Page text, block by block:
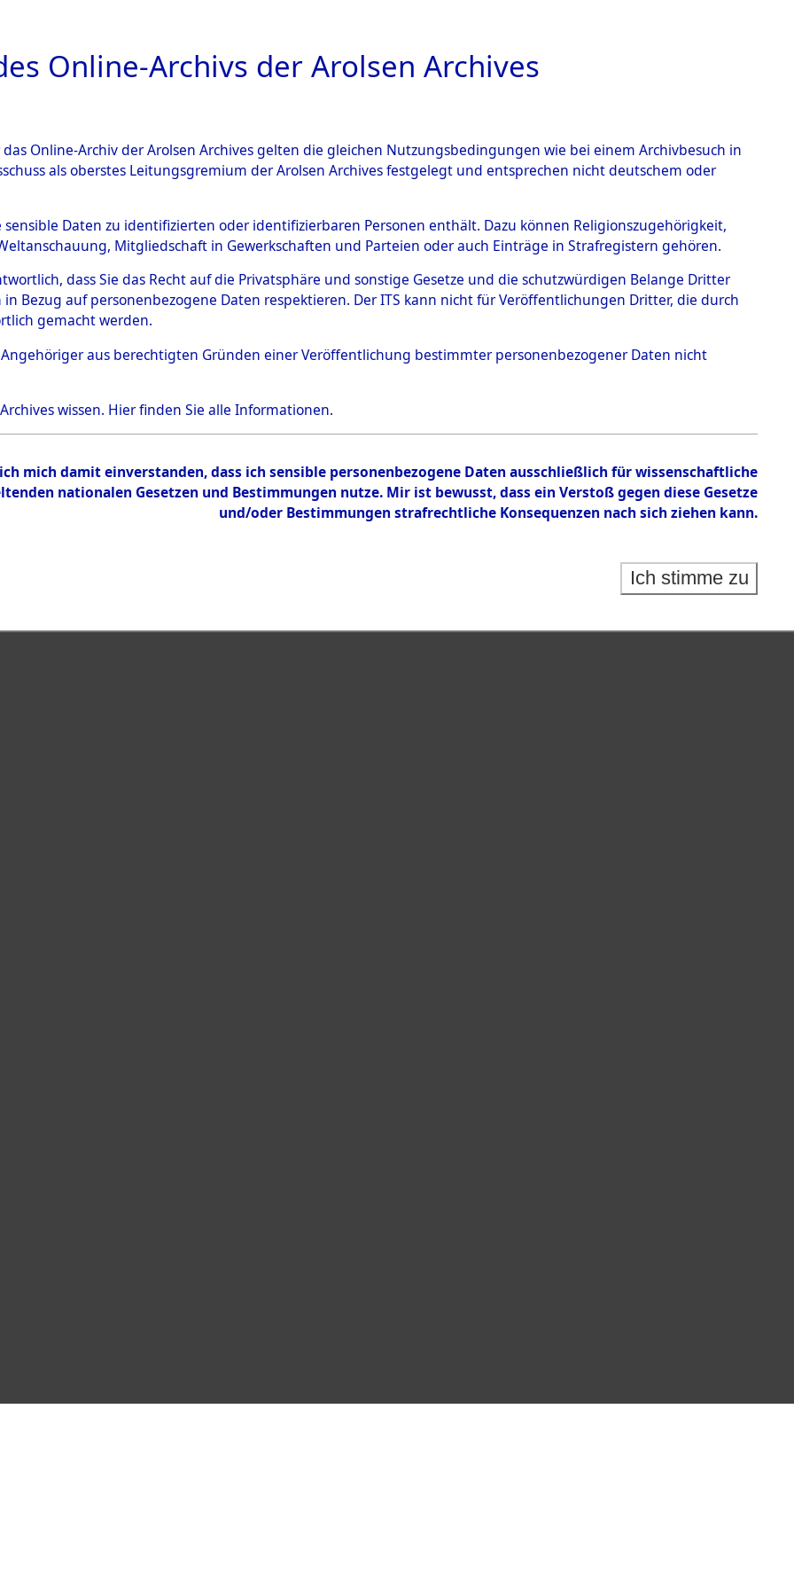
ARCHIVALE ÜBERSICHT BILD
→Kreis Helmstedt→0255 (101101503)
0255 (101101503)
Übergeordnetes
Niedersachsen
Inhalt
Zur Übersicht
Online-Archivs der Arolsen Archives
Online-Archiv der Arolsen Archives gelten die gleichen Nutzungsbedingungen wie bei einem Archivbesuch in
als oberstes Leitungsgremium der Arolsen Archives festgelegt und entsprechen nicht deutschem oder
sensible Daten zu identifizierten oder identifizierbaren Personen enthält. Dazu können Religionszugehörigkeit,
Mitgliedschaft in Gewerkschaften und Parteien oder auch Einträge in Strafregistern gehören.
dass Sie das Recht auf die Privatsphäre und sonstige Gesetze und die schutzwürdigen Belange Dritter
Bezug auf personenbezogene Daten respektieren. Der ITS kann nicht für Veröffentlichungen Dritter, die durch
gemacht werden.
Angehöriger aus berechtigten Gründen einer Veröffentlichung bestimmter personenbezogener Daten nicht
wissen. Hierfinden Sie alle Informationen.
mich damit einverstanden, dass ich sensible personenbezogene Daten ausschließlich für wissenschaftliche
nationalen Gesetzen und Bestimmungen nutze. Mir ist bewusst, dass ein Verstoß gegen diese Gesetze
und/oder Bestimmungen strafrechtliche Konsequenzen nach sich ziehen kann.
Ich stimme zu